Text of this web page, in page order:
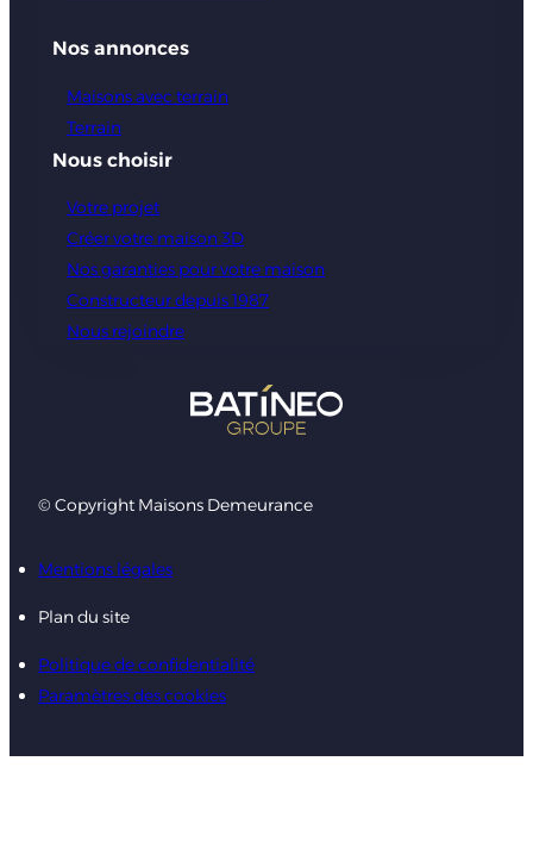
Nos annonces
Maisons avec terrain
Terrain
Nous choisir
Votre projet
Créer votre maison 3D
Nos garanties pour votre maison
Constructeur depuis 1987
Nous rejoindre
© Copyright Maisons Demeurance
Mentions légales
Plan du site
Politique de confidentialité
Paramètres des cookies